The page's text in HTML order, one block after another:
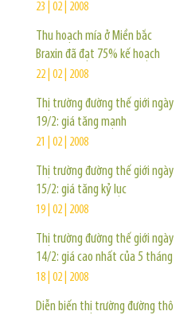
23 | 02 | 2008
Thu hoạch mía ở Miền bắc
Braxin đã đạt 75% kế hoạch
22 | 02 | 2008
Thị trường đường thế giới ngày
19/2: giá tăng mạnh
21 | 02 | 2008
Thị trường đường thế giới ngày
15/2: giá tăng kỷ lục
19 | 02 | 2008
Thị trường đường thế giới ngày
14/2: giá cao nhất của 5 tháng
18 | 02 | 2008
Diễn biến thị trường đường thô